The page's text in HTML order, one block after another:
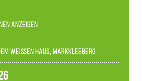
anzeigen
und Lichtinstallationen
Park in einen farbigen
bei jedem Rundgang einen
leuchtendes Konzert
weißen Haus, Markkleeberg